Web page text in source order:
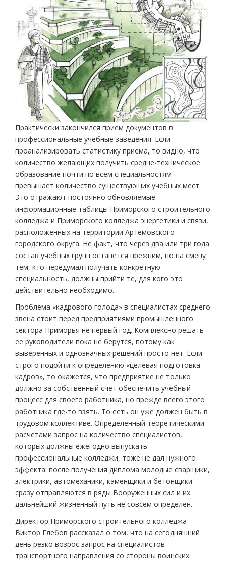
Практически закончился прием документов в
профессиональные учебные заведения. Если
проанализировать статистику приема, то видно, что
количество желающих получить средне-техническое
образование почти по всем специальностям
превышает количество существующих учебных мест.
Это отражают постоянно обновляемые
информационные таблицы Приморского строительного
колледжа и Приморского колледжа энергетики и связи,
расположенных на территории Артемовского
городского округа. Не факт, что через два или три года
состав учебных групп останется прежним, но на смену
тем, кто передумал получать конкретную
специальность, должны прийти те, для кого это
действительно необходимо.
Проблема «кадрового голода» в специалистах среднего
звена стоит перед предприятиями промышленного
сектора Приморья не первый год. Комплексно решать
ее руководители пока не берутся, потому как
выверенных и однозначных решений просто нет. Если
строго подойти к определению «целевая подготовка
кадров», то окажется, что предприятие не только
должно за собственный счет обеспечить учебный
процесс для своего работника, но прежде всего этого
работника где-то взять. То есть он уже должен быть в
трудовом коллективе. Определенный теоретическими
расчетами запрос на количество специалистов,
которых должны ежегодно выпускать
профессиональные колледжи, тоже не дал нужного
эффекта: после получения диплома молодые сварщики,
электрики, автомеханики, каменщики и бетонщики
сразу отправляются в ряды Вооруженных сил и их
дальнейший жизненный путь не совсем определен.
Директор Приморского строительного колледжа
Виктор Глебов рассказал о том, что на сегодняшний
день резко возрос запрос на специалистов
транспортного направления со стороны воинских